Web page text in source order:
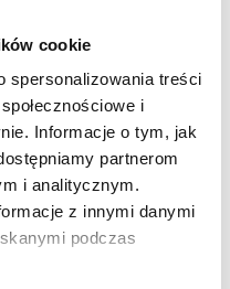
cookie
spersonalizowania treści
i
Informacje o tym, jak
partnerom
i analitycznym.
z innymi danymi
podczas